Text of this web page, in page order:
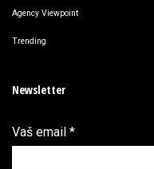
Agency Viewpoint
Trending
Newsletter
Vaš email *